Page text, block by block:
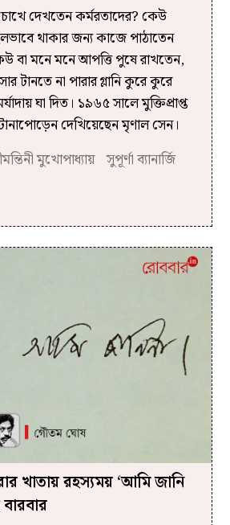
দেখতেন কর্মরতাদের? কেউ
থাকার জন্য কাজে পাঠাতেন
বা মনে মনে আপত্তি পুষে রাখতেন,
টানতে না পারার গ্লানি কুরে কুরে
ঘা দিত। ১৯৬৫ সালে মুক্তিপ্রাপ্ত
দেখিয়েছেন মৃণাল সেন।
মুখোপাধ্যায় সুপূর্ণা ব্যানার্জি
খাতায় রহস্যময় ‘আমি জানি